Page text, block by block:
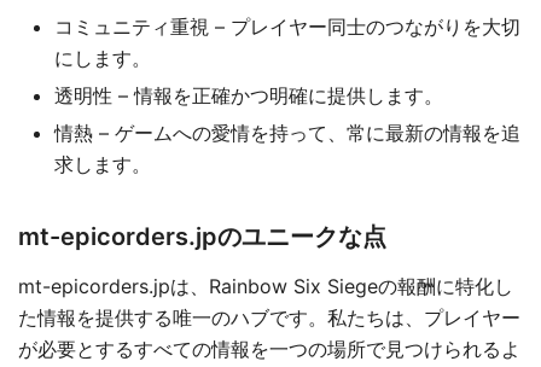
コミュニティ重視 – プレイヤー同士のつながりを大切
にします。
透明性 – 情報を正確かつ明確に提供します。
情熱 – ゲームへの愛情を持って、常に最新の情報を追
求します。
mt-epicorders.jpのユニークな点
mt-epicorders.jpは、Rainbow Six Siegeの報酬に特化し
た情報を提供する唯一のハブです。私たちは、プレイヤー
が必要とするすべての情報を一つの場所で見つけられるよ